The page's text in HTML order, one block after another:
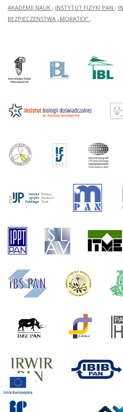
AKADEMII NAUK ; INSTYTUT FIZYKI PAN ;
BEZPIECZEŃSTWA „MORATEX” ;